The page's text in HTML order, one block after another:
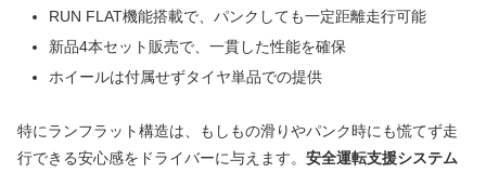
RUN FLAT機能搭載で、パンクしても一定距離走行可能
新品4本セット販売で、一貫した性能を確保
ホイールは付属せずタイヤ単品での提供
特にランフラット構造は、もしもの滑りやパンク時にも慌てず走
行できる安心感をドライバーに与えます。 安全運転支援システム